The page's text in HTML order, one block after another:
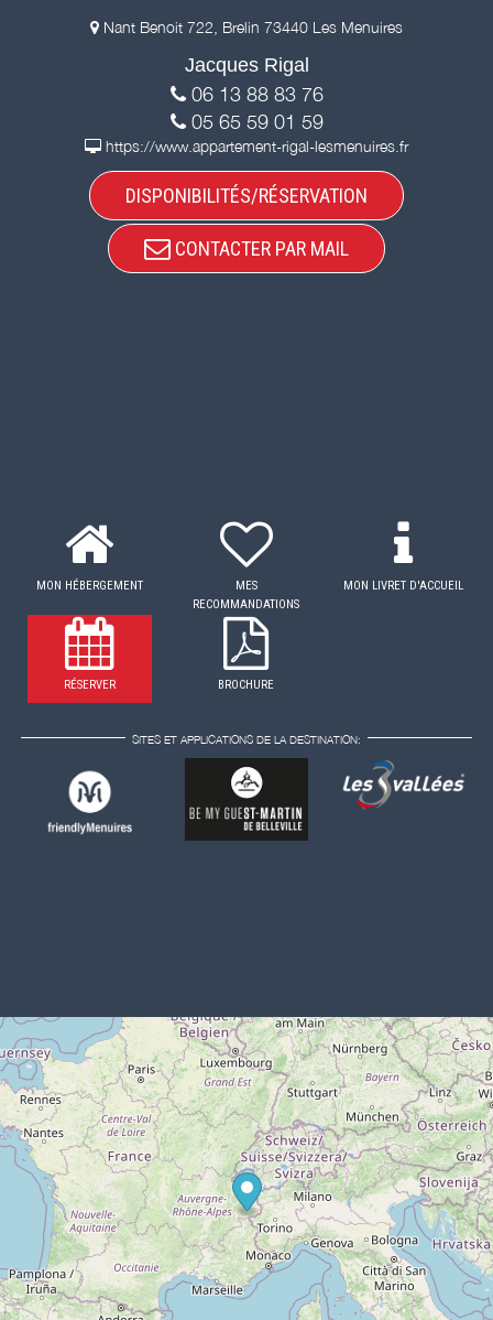
Nant Benoit 722, Brelin 73440 Les Menuires
Jacques Rigal
06 13 88 83 76
05 65 59 01 59
https://www.appartement-rigal-lesmenuires.fr
DISPONIBILITÉS/RÉSERVATION
CONTACTER PAR MAIL
MON HÉBERGEMENT
MES
RECOMMANDATIONS
MON LIVRET D'ACCUEIL
RÉSERVER BROCHURE
SITES ET APPLICATIONS DE LA DESTINATION: